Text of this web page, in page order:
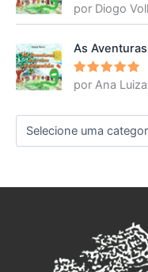
Avaliação
5
por Diogo
As
Avaliação
5
por Ana Luiza